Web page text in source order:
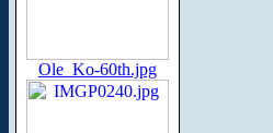
Ole_Ko-60th.jpg